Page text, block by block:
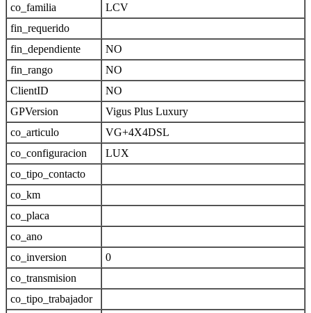
co_familia
LCV
fin_requerido
fin_dependiente
NO
fin_rango
NO
ClientID
NO
GPVersion
Vigus Plus Luxury
co_articulo
VG+4X4DSL
co_configuracion
LUX
co_tipo_contacto
co_km
co_placa
co_ano
co_inversion
0
co_transmision
co_tipo_trabajador